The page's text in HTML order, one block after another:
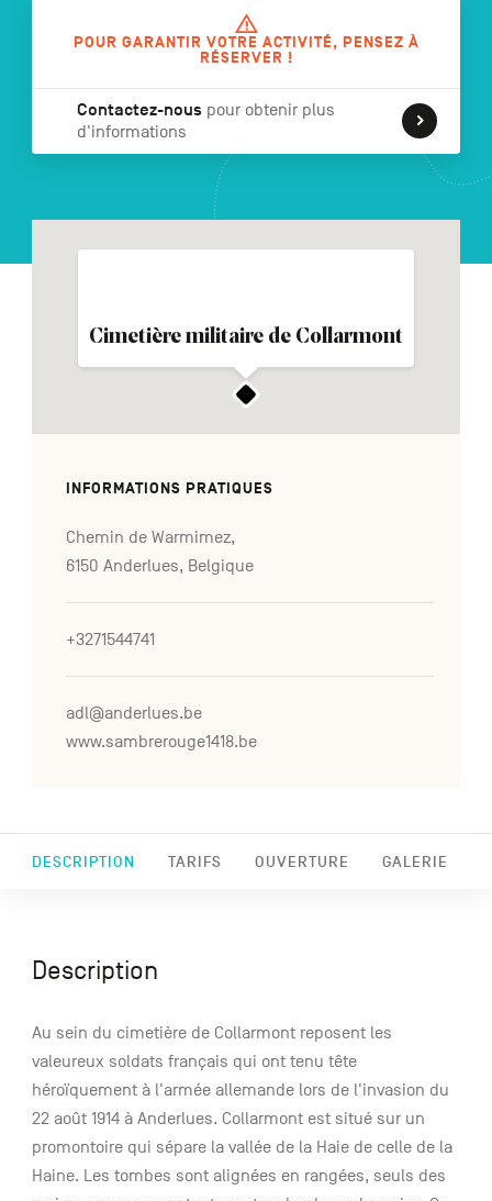
NL DE EN
secondaire
POUR GARANTIR VOTRE ACTIVITÉ, PENSEZ À
RÉSERVER !
Contactez-nous pour obtenir plus
d'informations
DESCRIPTION TARIFS OUVERTURE GALERIE
Cimetière militaire de Collarmont
INFORMATIONS PRATIQUES
Chemin de Warmimez,
6150 Anderlues, Belgique
+3271544741
adl@anderlues.be
www.sambrerouge1418.be
Description
Au sein du cimetière de Collarmont reposent les
valeureux soldats français qui ont tenu tête
héroïquement à l'armée allemande lors de l'invasion du
22 août 1914 à Anderlues. Collarmont est situé sur un
promontoire qui sépare la vallée de la Haie de celle de la
Haine. Les tombes sont alignées en rangées, seuls des